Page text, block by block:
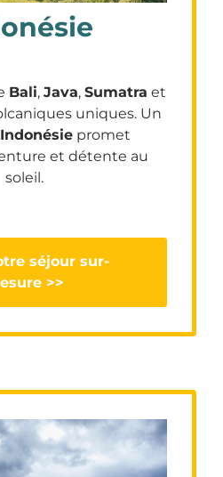
Bali, Java, Sumatra et
uniques. Un
promet
et détente au
soleil.
séjour sur-
>>